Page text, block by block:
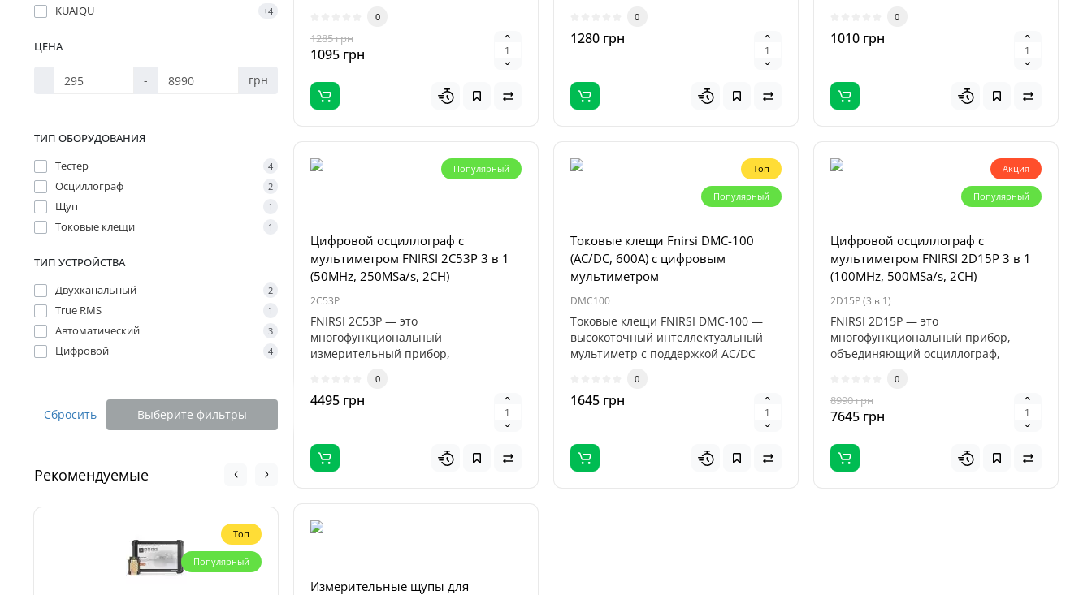
KUAIQU +4
ЦЕНА
- грн
ТИП ОБОРУДОВАНИЯ
Тестер
4
Осциллограф 2
Щуп 1
Токовые клещи 1
ТИП УСТРОЙСТВА
Двухканальный
2
True RMS 1
Автоматический 3
Цифровой 4
Сбросить Выберите фильтры
Рекомендуемые
Топ
Популярный
0
1285 грн
1095 грн
0
1280 грн
0
1010 грн
Популярный
Цифровой осциллограф с
мультиметром FNIRSI 2C53P 3 в 1
(50MHz, 250MSa/s, 2CH)
2C53P
FNIRSI 2C53P — это
многофункциональный
измерительный прибор,
осциллограф,..
0
4495 грн
Топ
Популярный
Токовые клещи Fnirsi DMC-100
(AC/DC, 600А) с цифровым
мультиметром
DMC100
Токовые клещи FNIRSI DMC-100 —
высокоточный интеллектуальный
мультиметр с поддержкой AC/DC
0
1645 грн
Акция
Популярный
Цифровой осциллограф с
мультиметром FNIRSI 2D15P 3 в 1
(100MHz, 500MSa/s, 2CH)
2D15P (3 в 1)
FNIRSI 2D15P — это
многофункциональный прибор,
объединяющий осциллограф,
0
8990 грн
7645 грн
Измерительные щупы для